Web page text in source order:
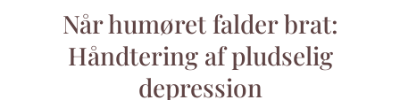
Når humøret falder brat:
Håndtering af pludselig
depression